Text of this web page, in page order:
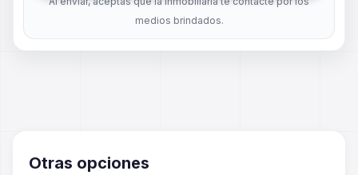
medios brindados.
Otras opciones